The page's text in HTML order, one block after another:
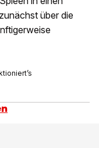
über die